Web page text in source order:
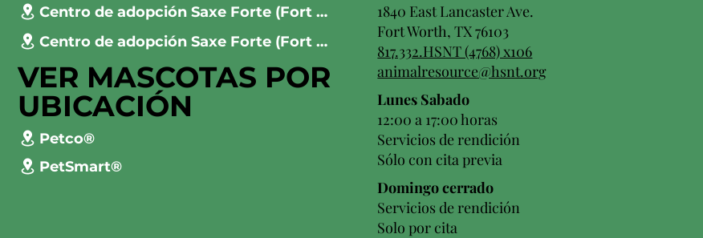
Centro de adopción Saxe Forte (Fort Worth)
Centro de adopción Saxe Forte (Fort Worth)
VER MASCOTAS POR
UBICACIÓN
Petco®
PetSmart®
1840 East Lancaster Ave.
Fort Worth, TX 76103
817.332.HSNT (4768) x106
animalresource@hsnt.org
Lunes Sabado
12:00 a 17:00 horas
Servicios de rendición
Sólo con cita previa
Domingo cerrado
Servicios de rendición
Solo por cita